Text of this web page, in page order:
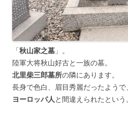
「秋山家之墓 」。
陸軍大将秋山好古と一族の墓。
北里柴三郎墓所の隣にあります。
長身で色白、眉目秀麗だったようで、
ヨーロッパ人と間違えられたとい